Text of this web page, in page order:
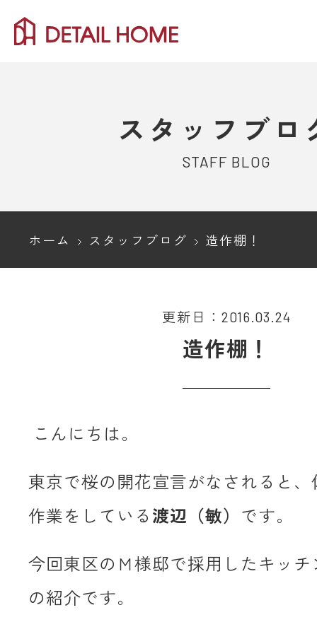
スタッフブロ
STAFF BLOG
ホーム スタッフブログ 造作棚！
更新日：2016.03.24
造作棚！
こんにちは。
東京で桜の開花宣言がなされると
作業をしている 渡辺（敏） です。
今回東区のＭ様邸で採用したキッ
の紹介です。